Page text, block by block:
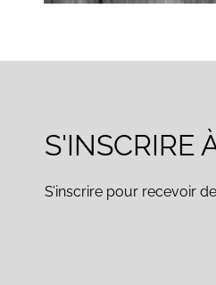
S'INSCRIRE
S’inscrire pour recevoir